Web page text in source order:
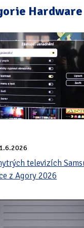
Hardware
1.6.2026
televizích
z Agory 2026